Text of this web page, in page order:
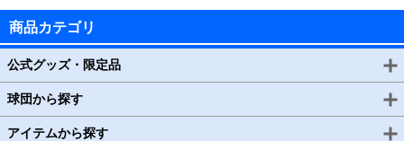
商品カテゴリ
公式グッズ・限定品
球団から探す
アイテムから探す